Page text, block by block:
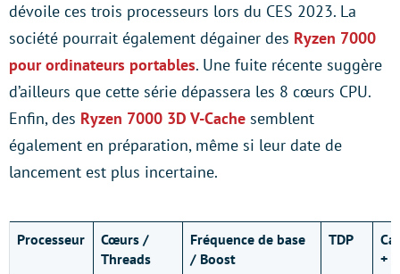
dévoile ces trois processeurs lors du CES 2023. La
société pourrait également dégainer des Ryzen 7000
pour ordinateurs portables. Une fuite récente suggère
d’ailleurs que cette série dépassera les 8 cœurs CPU.
Enfin, des Ryzen 7000 3D V-Cache semblent
également en préparation, même si leur date de
lancement est plus incertaine.
Processeur
Cœurs /
Threads
Fréquence de base
/ Boost
TDP
+